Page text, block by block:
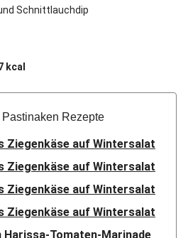
Schnittlauchdip
kcal
Pastinaken Rezepte
Ziegenkäse auf Wintersalat
Ziegenkäse auf Wintersalat
Ziegenkäse auf Wintersalat
Ziegenkäse auf Wintersalat
Harissa-Tomaten-Marinade